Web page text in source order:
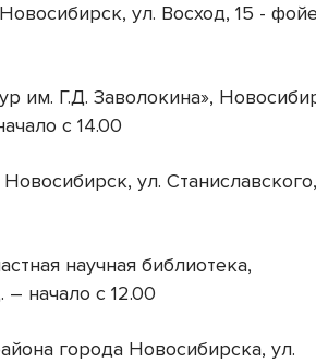
ул. Восход, 15 - фойе
им. Г.Д. Заволокина»,
с 14.00
ул.
научная библиотека,
начало с 12.00
города Новосибирска, ул.